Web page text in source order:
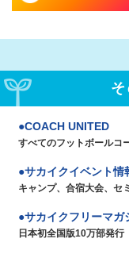
COACH UNITED
すべてのフットボールコ
サカイクイベント情
キャンプ、合宿大会、セ
サカイクフリーマガ
日本初全国版10万部発行